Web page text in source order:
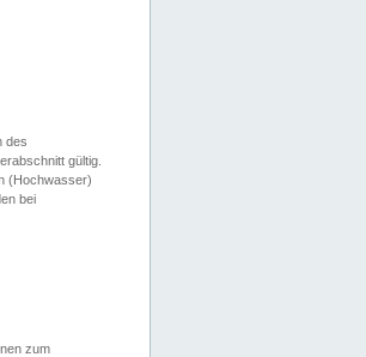
des
gültig.
(Hochwasser)
bei
zum